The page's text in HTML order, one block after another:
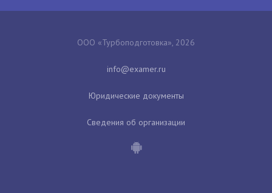
ООО «Турбоподготовка», 2026
Юридические документы
Сведения об организации